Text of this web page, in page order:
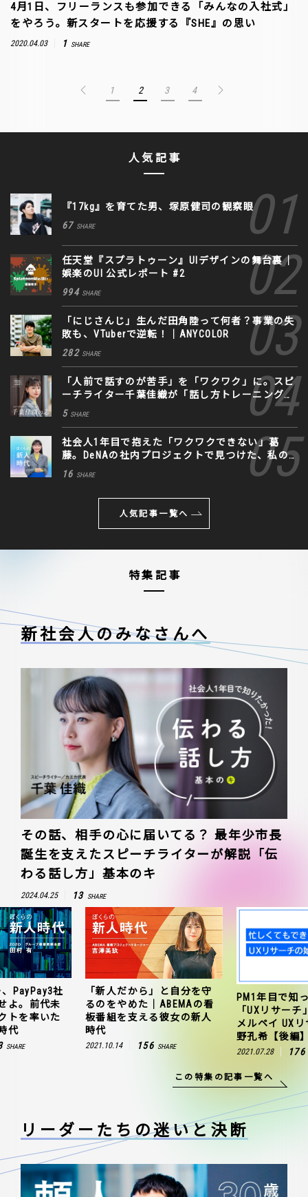
4月1日、フリーランスも参加できる「みんなの入社式」
をやろう。新スタートを応援する『SHE』の思い
2020.04.03 1 SHARE
1 2 3 4
人気記事
『17kg』を育てた男、塚原健司の観察眼
67 SHARE
任天堂『スプラトゥーン』UIデザインの舞台裏｜
娯楽のUI 公式レポート #2
994 SHARE
「にじさんじ」生んだ田角陸って何者？事業の失
敗も、VTuberで逆転！｜ANYCOLOR
282 SHARE
「人前で話すのが苦手」を「ワクワク」に。スピ
ーチライター千葉佳織が「話し方トレーニング」
に込めた思い
5 SHARE
社会人1年目で抱えた「ワクワクできない」葛
藤。DeNAの社内プロジェクトで見つけた、私の
生きる道
16 SHARE
人気記事一覧へ
特集記事
新社会人のみなさんへ
その話、相手の心に届いてる？ 最年少市長
誕生を支えたスピーチライターが解説「伝
わる話し方」基本のキ
2024.04.25 13 SHARE
PayPay3社
よ。前代未
トを率いた
代
SHARE
「新人だから」と自分を守
るのをやめた｜ABEMAの看
板番組を支える彼女の新人
時代
2021.10.14 156 SHARE
PM1年目で知
「UXリサー
メルペイ UX
野孔希【後編
2021.07.28 176
この特集の記事一覧へ
リーダーたちの迷いと決断